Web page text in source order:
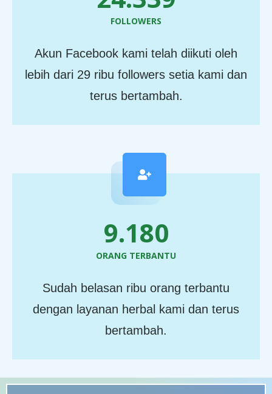
FOLLOWERS
Akun Facebook kami telah diikuti oleh
lebih dari 29 ribu followers setia kami dan
terus bertambah.
11.110
ORANG TERBANTU
Sudah belasan ribu orang terbantu
dengan layanan herbal kami dan terus
bertambah.